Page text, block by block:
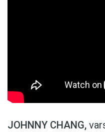
JOHNNY CHANG,